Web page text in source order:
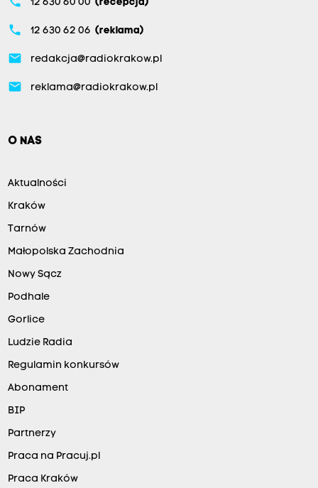
12 630 60 00 (recepcja)
phone 12 630 62 06 (reklama)
email redakcja@radiokrakow.pl
email reklama@radiokrakow.pl
O NAS
Aktualności
Kraków
Tarnów
Małopolska Zachodnia
Nowy Sącz
Podhale
Gorlice
Ludzie Radia
Regulamin konkursów
Abonament
BIP
Partnerzy
Praca na Pracuj.pl
Praca Kraków